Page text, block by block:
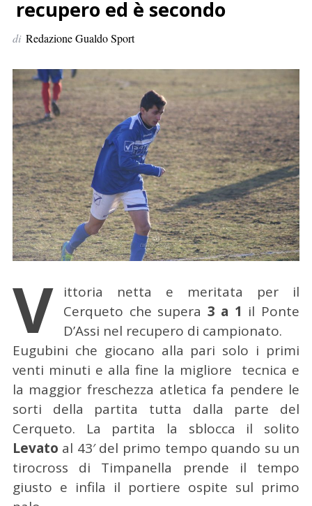
e
r
recupero ed è secondo
di Redazione Gualdo Sport
V
ittoria netta e meritata per il
Cerqueto che supera 3 a 1 il Ponte
D’Assi nel recupero di campionato.
Eugubini che giocano alla pari solo i primi
venti minuti e alla fine la migliore tecnica e
la maggior freschezza atletica fa pendere le
sorti della partita tutta dalla parte del
Cerqueto. La partita la sblocca il solito
Levato al 43′ del primo tempo quando su un
tirocross di Timpanella prende il tempo
giusto e infila il portiere ospite sul primo